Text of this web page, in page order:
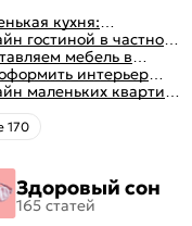
кухня:
стили, цвет и
реальные фото
гостиной в частном
50 вариантов с фото
мебель в
главные правила
планировки
интерьер
квартиры:
идей с фото
маленьких квартир:
для дизайна
с фото
170
Здоровый сон
165 статей